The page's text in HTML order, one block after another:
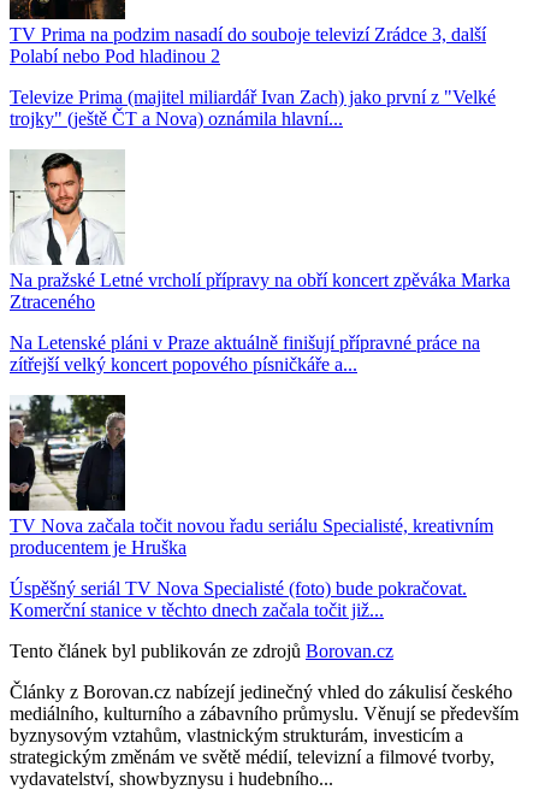
TV Prima na podzim nasadí do souboje televizí Zrádce 3, další
Polabí nebo Pod hladinou 2
Televize Prima (majitel miliardář Ivan Zach) jako první z "Velké
trojky" (ještě ČT a Nova) oznámila hlavní...
Na pražské Letné vrcholí přípravy na obří koncert zpěváka Marka
Ztraceného
Na Letenské pláni v Praze aktuálně finišují přípravné práce na
zítřejší velký koncert popového písničkáře a...
TV Nova začala točit novou řadu seriálu Specialisté, kreativním
producentem je Hruška
Úspěšný seriál TV Nova Specialisté (foto) bude pokračovat.
Komerční stanice v těchto dnech začala točit již...
Tento článek byl publikován ze zdrojů Borovan.cz
Články z Borovan.cz nabízejí jedinečný vhled do zákulisí českého
mediálního, kulturního a zábavního průmyslu. Věnují se především
byznysovým vztahům, vlastnickým strukturám, investicím a
strategickým změnám ve světě médií, televizní a filmové tvorby,
vydavatelství, showbyznysu i hudebního...